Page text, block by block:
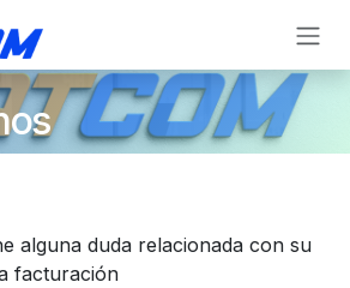
alguna duda relacionada con su
facturación